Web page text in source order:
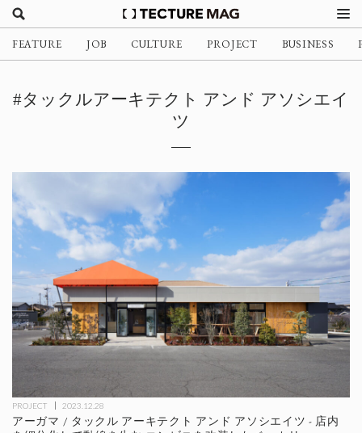
FEATURE JOB CULTURE PROJECT BUSINESS
#タックルアーキテクト アンド アソシエイ
ツ
PROJECT 2023.12.28
アーガマ / タックル アーキテクト アンド アソシエイツ - 店内